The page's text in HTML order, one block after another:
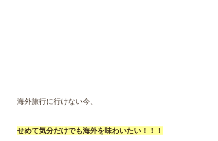
海外旅行に行けない今、
せめて気分だけでも海外を味わいたい！！！